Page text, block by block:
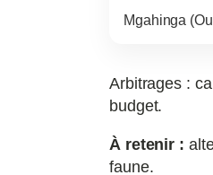
Mgahinga
Arbitrages :
budget.
À retenir :
faune.